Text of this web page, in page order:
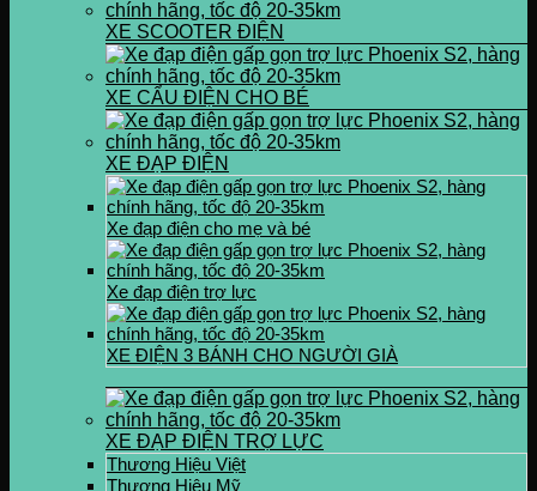
XE SCOOTER ĐIỆN
XE CẨU ĐIỆN CHO BÉ
XE ĐẠP ĐIỆN
Xe đạp điện cho mẹ và bé
Xe đạp điện trợ lực
XE ĐIỆN 3 BÁNH CHO NGƯỜI GIÀ
XE ĐẠP ĐIỆN TRỢ LỰC
Thương Hiệu Việt
Thương Hiệu Mỹ